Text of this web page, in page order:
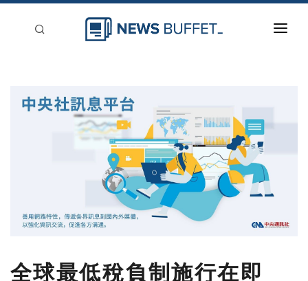
全球最低稅負制施行在即